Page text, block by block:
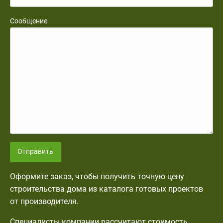
Сообщение
Отправить
Оформите заказ, чтобы получить точную цену
строительства дома из каталога готовых проектов
от производителя.